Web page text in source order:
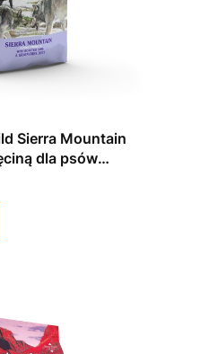
Sierra Mountain
dla psów